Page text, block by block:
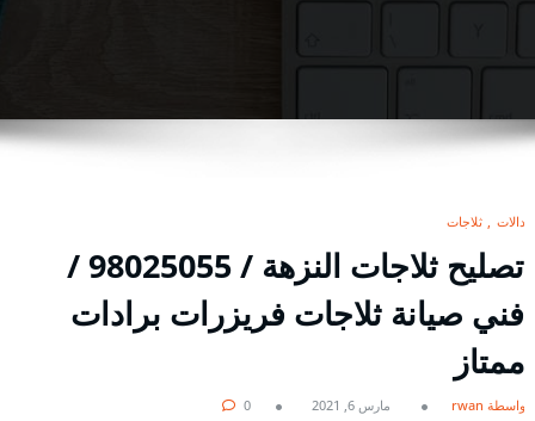
بدالات ثلاجات
تصليح ثلاجات النزهة / 98025055 /
فني صيانة ثلاجات فريزرات برادات
ممتاز
بواسطة rwan مارس 6, 2021 0